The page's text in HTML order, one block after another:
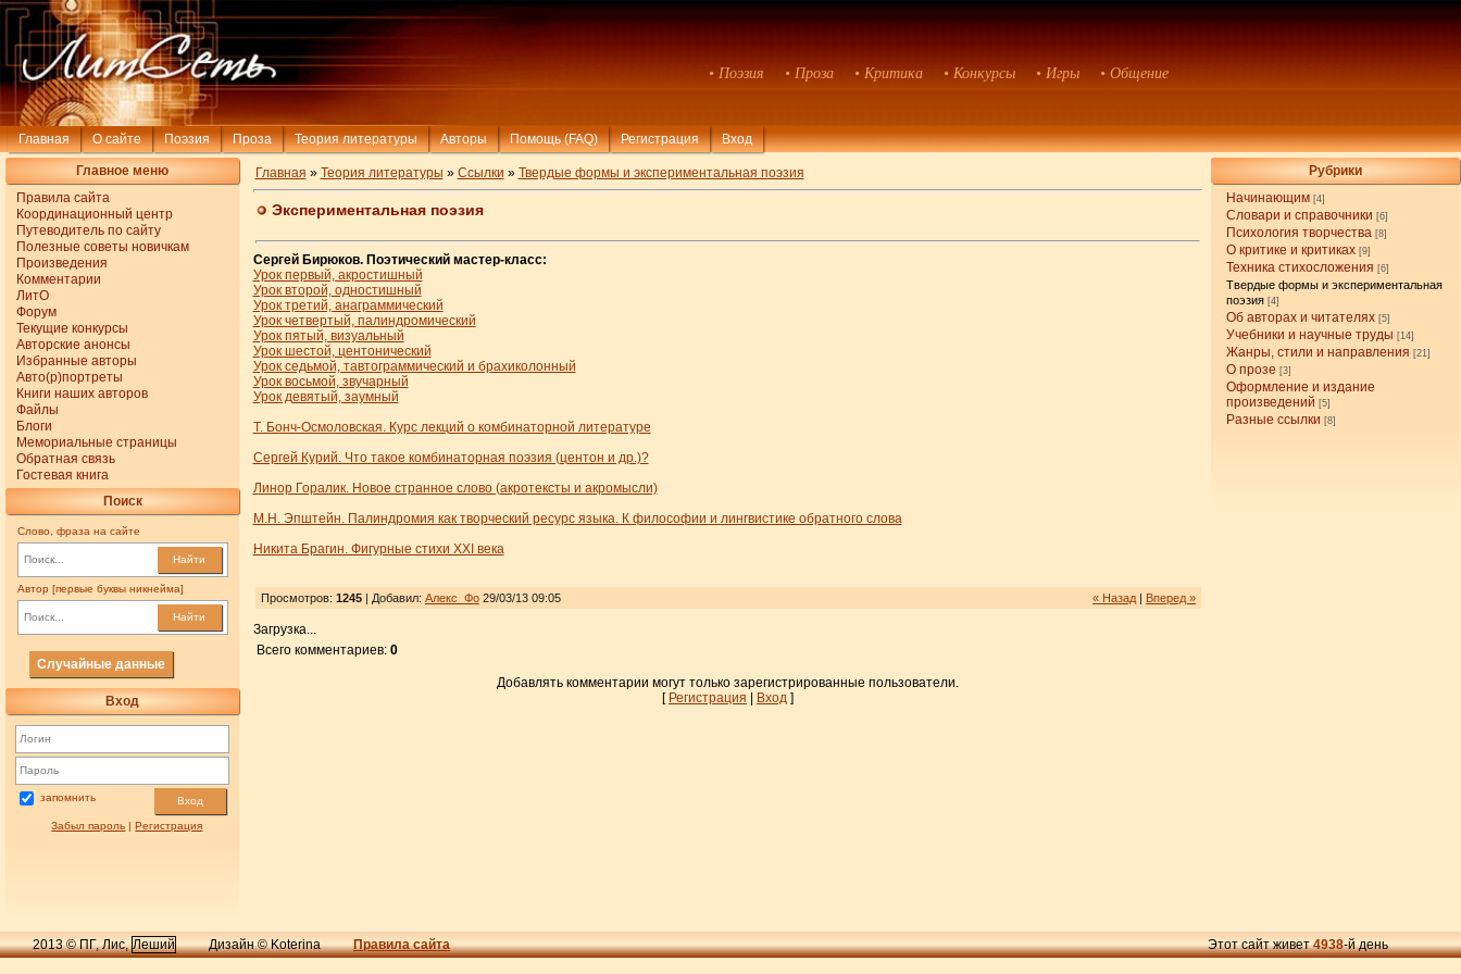
• Поэзия • Проза • Критика • Конкурсы • Игры • Общение
Главная О сайте Поэзия Проза Теория литературы Авторы Помощь (FAQ) Регистрация Вход
Главное меню
Правила сайта
Координационный центр
Путеводитель по сайту
Полезные советы новичкам
Произведения
Комментарии
ЛитО
Форум
Текущие конкурсы
Авторские анонсы
Избранные авторы
Авто(р)портреты
Книги наших авторов
Файлы
Блоги
Мемориальные страницы
Обратная связь
Гостевая книга
Поиск
Слово, фраза на сайте
Найти
Автор [первые буквы никнейма]
Найти
Случайные данные
Вход
запомнить Вход
Забыл пароль |Регистрация
Рубрики
Начинающим [4]
Словари и справочники [6]
Психология творчества [8]
О критике и критиках [9]
Техника стихосложения [6]
Твердые формы и экспериментальная
поэзия [4]
Об авторах и читателях [5]
Учебники и научные труды [14]
Жанры, стили и направления [21]
О прозе [3]
Оформление и издание
произведений [5]
Разные ссылки [8]
Главная » Теория литературы » Ссылки » Твердые формы и экспериментальная поэзия
Экспериментальная поэзия
Сергей Бирюков. Пoэтичecкий мacтер-класс:
Урок первый, акростишный
Урок второй, одностишный
Урок третий, анаграммический
Урок четвертый, палиндромический
Урок пятый, визуальный
Урок шестой, центонический
Урок седьмой, тавтограммический и брахиколонный
Урок восьмой, звучарный
Урок девятый, заумный
Т. Бонч-Осмоловская. Курс лекций о комбинаторной литературе
Сергей Курий. Что такое комбинаторная поэзия (центон и др.)?
Линор Горалик. Новое странное слово (акротексты и акромысли)
М.Н. Эпштейн. Палиндромия как творческий ресурс языка. К философии и лингвистике обратного слова
Никита Брагин. Фигурные стихи XXI века
« Назад | Вперед »
Просмотров: 1245| Добавил: Алекс_Фо29/03/13 09:05
Загрузка...
Всего комментариев: 0
Добавлять комментарии могут только зарегистрированные пользователи.
[ Регистрация | Вход ]
2013 © ПГ, Лис,Леший Дизайн © Koterina Правила сайта Этот сайт живет4938-й день